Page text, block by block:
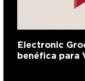
Electronic
benéfica para